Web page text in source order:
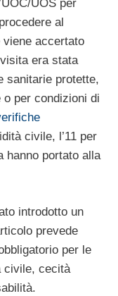
UOS per
al
viene accertato
era stata
sanitarie protette,
per condizioni di
civile, l’11 per
hanno portato alla
introdotto un
prevede
per le
civile, cecità